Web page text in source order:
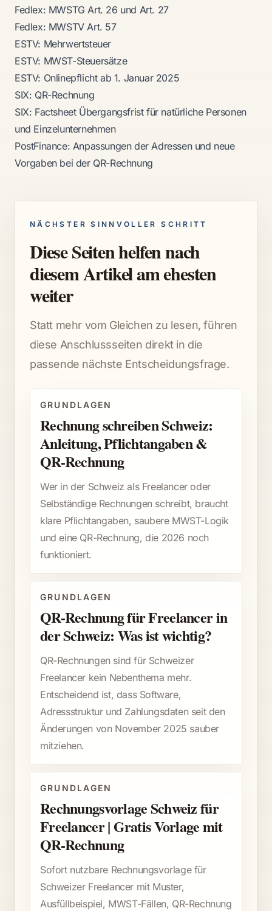
Fedlex: MWSTG Art. 26 und Art. 27
Fedlex: MWSTV Art. 57
ESTV: Mehrwertsteuer
ESTV: MWST-Steuersätze
ESTV: Onlinepflicht ab 1. Januar 2025
SIX: QR-Rechnung
SIX: Factsheet Übergangsfrist für natürliche Personen
und Einzelunternehmen
PostFinance: Anpassungen der Adressen und neue
Vorgaben bei der QR-Rechnung
NÄCHSTER SINNVOLLER SCHRITT
Diese Seiten helfen nach
diesem Artikel am ehesten
weiter
Statt mehr vom Gleichen zu lesen, führen
diese Anschlussseiten direkt in die
passende nächste Entscheidungsfrage.
GRUNDLAGEN
Rechnung schreiben Schweiz:
Anleitung, Pflichtangaben &
QR-Rechnung
Wer in der Schweiz als Freelancer oder
Selbständige Rechnungen schreibt, braucht
klare Pflichtangaben, saubere MWST-Logik
und eine QR-Rechnung, die 2026 noch
funktioniert.
GRUNDLAGEN
QR-Rechnung für Freelancer in
der Schweiz: Was ist wichtig?
QR-Rechnungen sind für Schweizer
Freelancer kein Nebenthema mehr.
Entscheidend ist, dass Software,
Adressstruktur und Zahlungsdaten seit den
Änderungen von November 2025 sauber
mitziehen.
GRUNDLAGEN
Rechnungsvorlage Schweiz für
Freelancer | Gratis Vorlage mit
QR-Rechnung
Sofort nutzbare Rechnungsvorlage für
Schweizer Freelancer mit Muster,
Ausfüllbeispiel, MWST-Fällen, QR-Rechnung